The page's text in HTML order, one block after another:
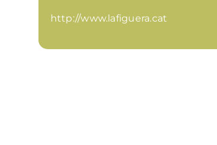
http://www.lafiguera.cat